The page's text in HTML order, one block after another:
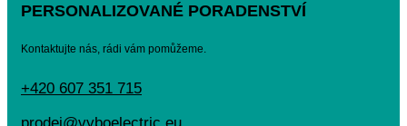
PERSONALIZOVANÉ PORADENSTVÍ
Kontaktujte nás, rádi vám pomůžeme.
+420 607 351 715